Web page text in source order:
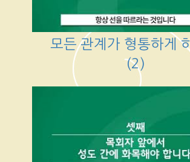
모든 관계가 형통하게
(2)